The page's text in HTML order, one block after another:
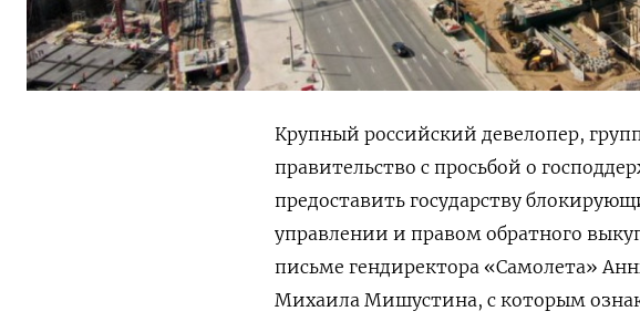
Крупный российский девелопер,
правительство с просьбой о
предоставить государству
управлении и правом обратного
письме гендиректора «Самолета»
Михаила Мишустина, с которым